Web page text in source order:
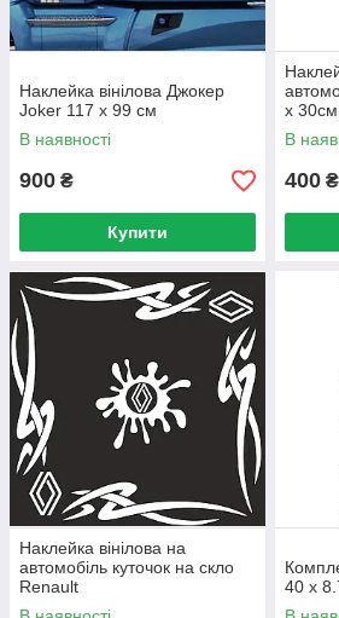
Наклейка вінілова Джокер
Joker 117 x 99 см
В наявності
900 ₴
Купити
х
В
400 ₴
Наклейка вінілова на
автомобіль куточок на скло
Renault
40 х